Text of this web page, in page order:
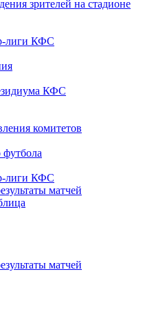
зрителей на стадионе
лиги КФС
КФС
комитетов
лиги КФС
матчей
матчей